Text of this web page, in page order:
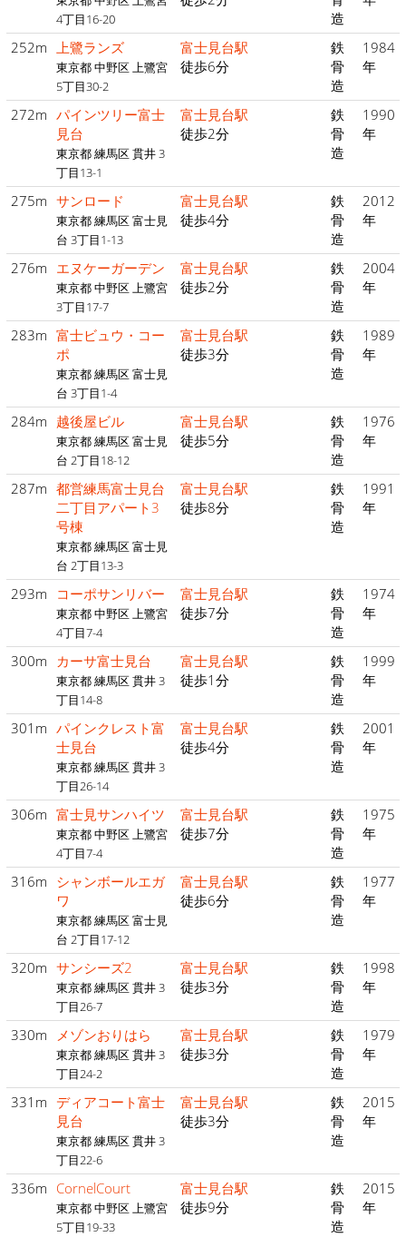
4丁目16-20
造
252m 上鷺ランズ
東京都 中野区 上鷺宮
5丁目30-2
富士見台駅
徒歩6分
鉄
骨
造
1984
年
272m パインツリー富士
見台
東京都 練馬区 貫井 3
丁目13-1
富士見台駅
徒歩2分
鉄
骨
造
1990
年
275m サンロード
東京都 練馬区 富士見
台 3丁目1-13
富士見台駅
徒歩4分
鉄
骨
造
2012
年
276m エヌケーガーデン
東京都 中野区 上鷺宮
3丁目17-7
富士見台駅
徒歩2分
鉄
骨
造
2004
年
283m 富士ビュウ・コー
ポ
東京都 練馬区 富士見
台 3丁目1-4
富士見台駅
徒歩3分
鉄
骨
造
1989
年
284m 越後屋ビル
東京都 練馬区 富士見
台 2丁目18-12
富士見台駅
徒歩5分
鉄
骨
造
1976
年
287m 都営練馬富士見台
二丁目アパート3
号棟
東京都 練馬区 富士見
台 2丁目13-3
富士見台駅
徒歩8分
鉄
骨
造
1991
年
293m コーポサンリバー
東京都 中野区 上鷺宮
4丁目7-4
富士見台駅
徒歩7分
鉄
骨
造
1974
年
300m カーサ富士見台
東京都 練馬区 貫井 3
丁目14-8
富士見台駅
徒歩1分
鉄
骨
造
1999
年
301m パインクレスト富
士見台
東京都 練馬区 貫井 3
丁目26-14
富士見台駅
徒歩4分
鉄
骨
造
2001
年
306m 富士見サンハイツ
東京都 中野区 上鷺宮
4丁目7-4
富士見台駅
徒歩7分
鉄
骨
造
1975
年
316m シャンボールエガ
ワ
東京都 練馬区 富士見
台 2丁目17-12
富士見台駅
徒歩6分
鉄
骨
造
1977
年
320m サンシーズ2
東京都 練馬区 貫井 3
丁目26-7
富士見台駅
徒歩3分
鉄
骨
造
1998
年
330m メゾンおりはら
東京都 練馬区 貫井 3
丁目24-2
富士見台駅
徒歩3分
鉄
骨
造
1979
年
331m ディアコート富士
見台
東京都 練馬区 貫井 3
丁目22-6
富士見台駅
徒歩3分
鉄
骨
造
2015
年
336m CornelCourt
東京都 中野区 上鷺宮
5丁目19-33
富士見台駅
徒歩9分
鉄
骨
造
2015
年